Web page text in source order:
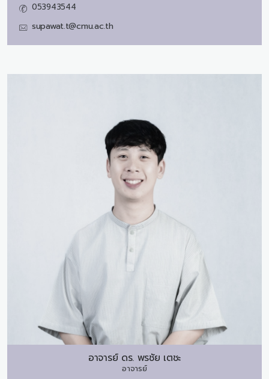
053943544
supawat.t@cmu.ac.th
อาจารย์ ดร. พรชัย เตชะ
อาจารย์